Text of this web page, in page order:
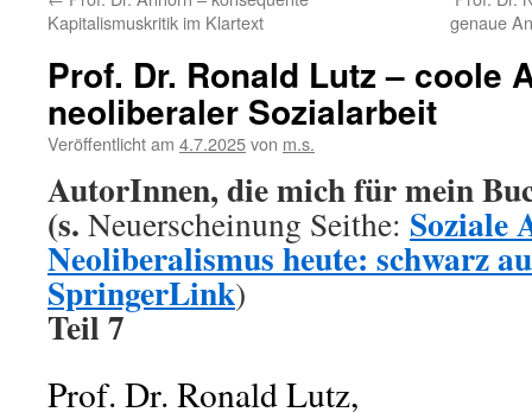
Kapitalismuskritik im Klartext
genaue
Prof. Dr. Ronald Lutz – coole
neoliberaler Sozialarbeit
Veröffentlicht am 4.7.2025von m.s.
AutorInnen, die mich für mein
(s. Neuerscheinung Seithe: Soziale
Neoliberalismus heute: schwarz
SpringerLink)
Teil 7
Prof. Dr. Ronald Lutz,